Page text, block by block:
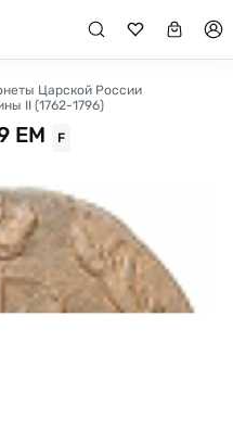
Царской России
II (1762-1796)
ЕМ F